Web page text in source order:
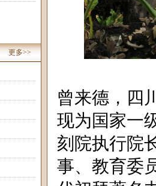
更多>>
曾来德，四
现为国家一
刻院执行院
事、教育委